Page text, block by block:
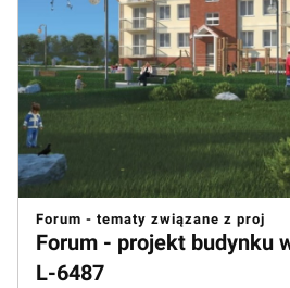
Forum - tematy związane z proj
Forum - projekt budynku
L-6487